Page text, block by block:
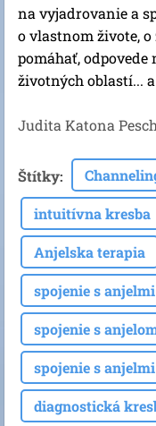
na vyjadrovanie a
o vlastnom živote,
pomáhať, odpovede
životných oblastí...
Judita Katona
Štítky:
intuitívna kresba
Anjelska terapia
spojenie s anjelmi
spojenie s
spojenie s anjelmi
diagnostická